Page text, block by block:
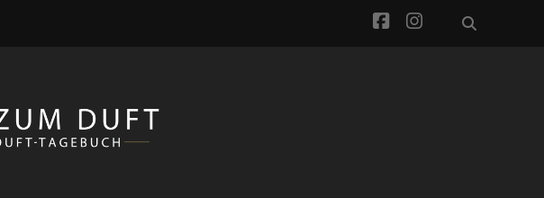
facebook
instagram